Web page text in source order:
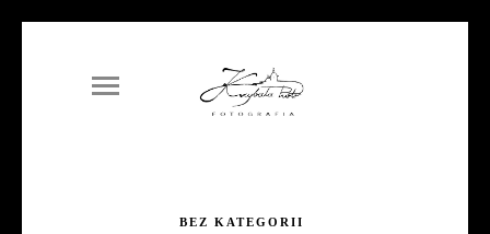
BEZ KATEGORII